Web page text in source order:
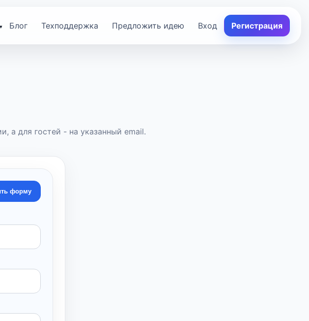
Блог Техподдержка Предложить идею Вход Регистрация
а для гостей - на указанный email.
форму